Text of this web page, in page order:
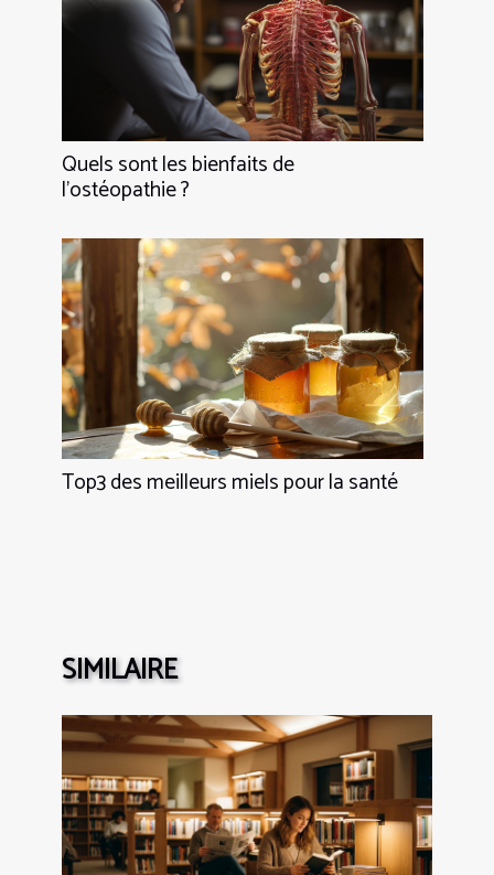
Quels sont les bienfaits de
l’ostéopathie ?
Top3 des meilleurs miels pour la santé
SIMILAIRE